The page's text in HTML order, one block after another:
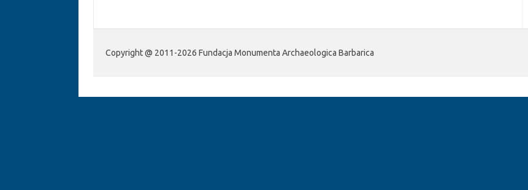
Copyright @ 2011-2026 Fundacja Monumenta Archaeologica Barbarica